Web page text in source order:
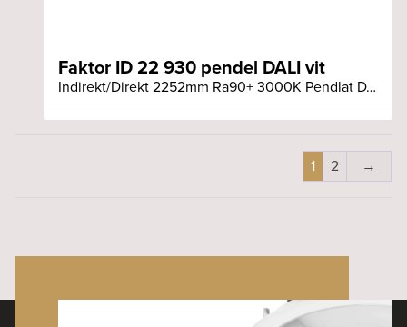
Faktor ID 22 930 pendel DALI vit
Indirekt/Direkt 2252mm Ra90+ 3000K Pendlat DALI vit armatur
1 2 →